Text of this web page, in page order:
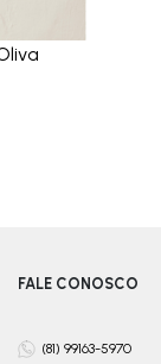
FALE CONOSCO
(81) 99163-5970